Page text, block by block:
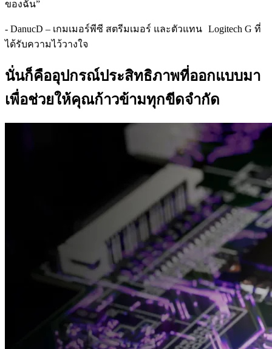
ของฉัน”
- DanucD – เกมเมอร์พีซี สตรีมเมอร์ และตัวแทน Logitech G ที่
ได้รับความไว้วางใจ
นั่นก็คืออุปกรณ์ประสิทธิภาพที่ออกแบบมา
เพื่อช่วยให้คุณก้าวข้ามทุกขีดจำกัด